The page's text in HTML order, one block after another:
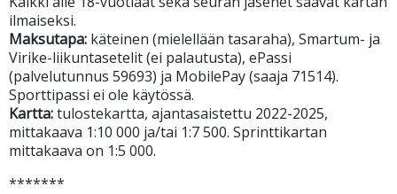
ilmaiseksi.
Maksutapa: käteinen (mielellään tasaraha), Smartum- ja
Virike-liikuntasetelit (ei palautusta), ePassi
(palvelutunnus 59693) ja MobilePay (saaja 71514).
Sporttipassi ei ole käytössä.
Kartta:tulostekartta, ajantasaistettu 2022-2025,
mittakaava 1:10 000 ja/tai 1:7 500. Sprinttikartan
mittakaava on 1:5 000.
*******